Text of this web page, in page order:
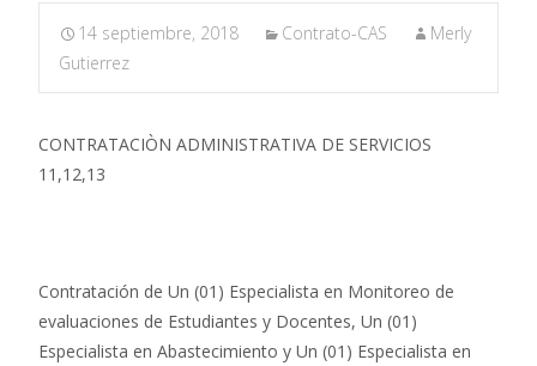
14 septiembre, 2018 Contrato-CAS
Merly
Gutierrez
CONTRATACIÒN ADMINISTRATIVA DE SERVICIOS
11,12,13
Contratación de Un (01) Especialista en Monitoreo de
evaluaciones de Estudiantes y Docentes, Un (01)
Especialista en Abastecimiento y Un (01) Especialista en